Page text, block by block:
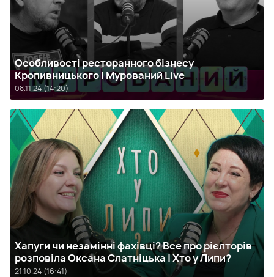
Особливості ресторанного бізнесу
Кропивницького | Мурований Live
08.11.24 (14:20)
Хапуги чи незамінні фахівці? Все про рієлторів
розповіла Оксана Слатніцька | Хто у Липи?
21.10.24 (16:41)